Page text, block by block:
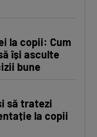
la copii: Cum
își asculte
bune
să tratezi
la copii